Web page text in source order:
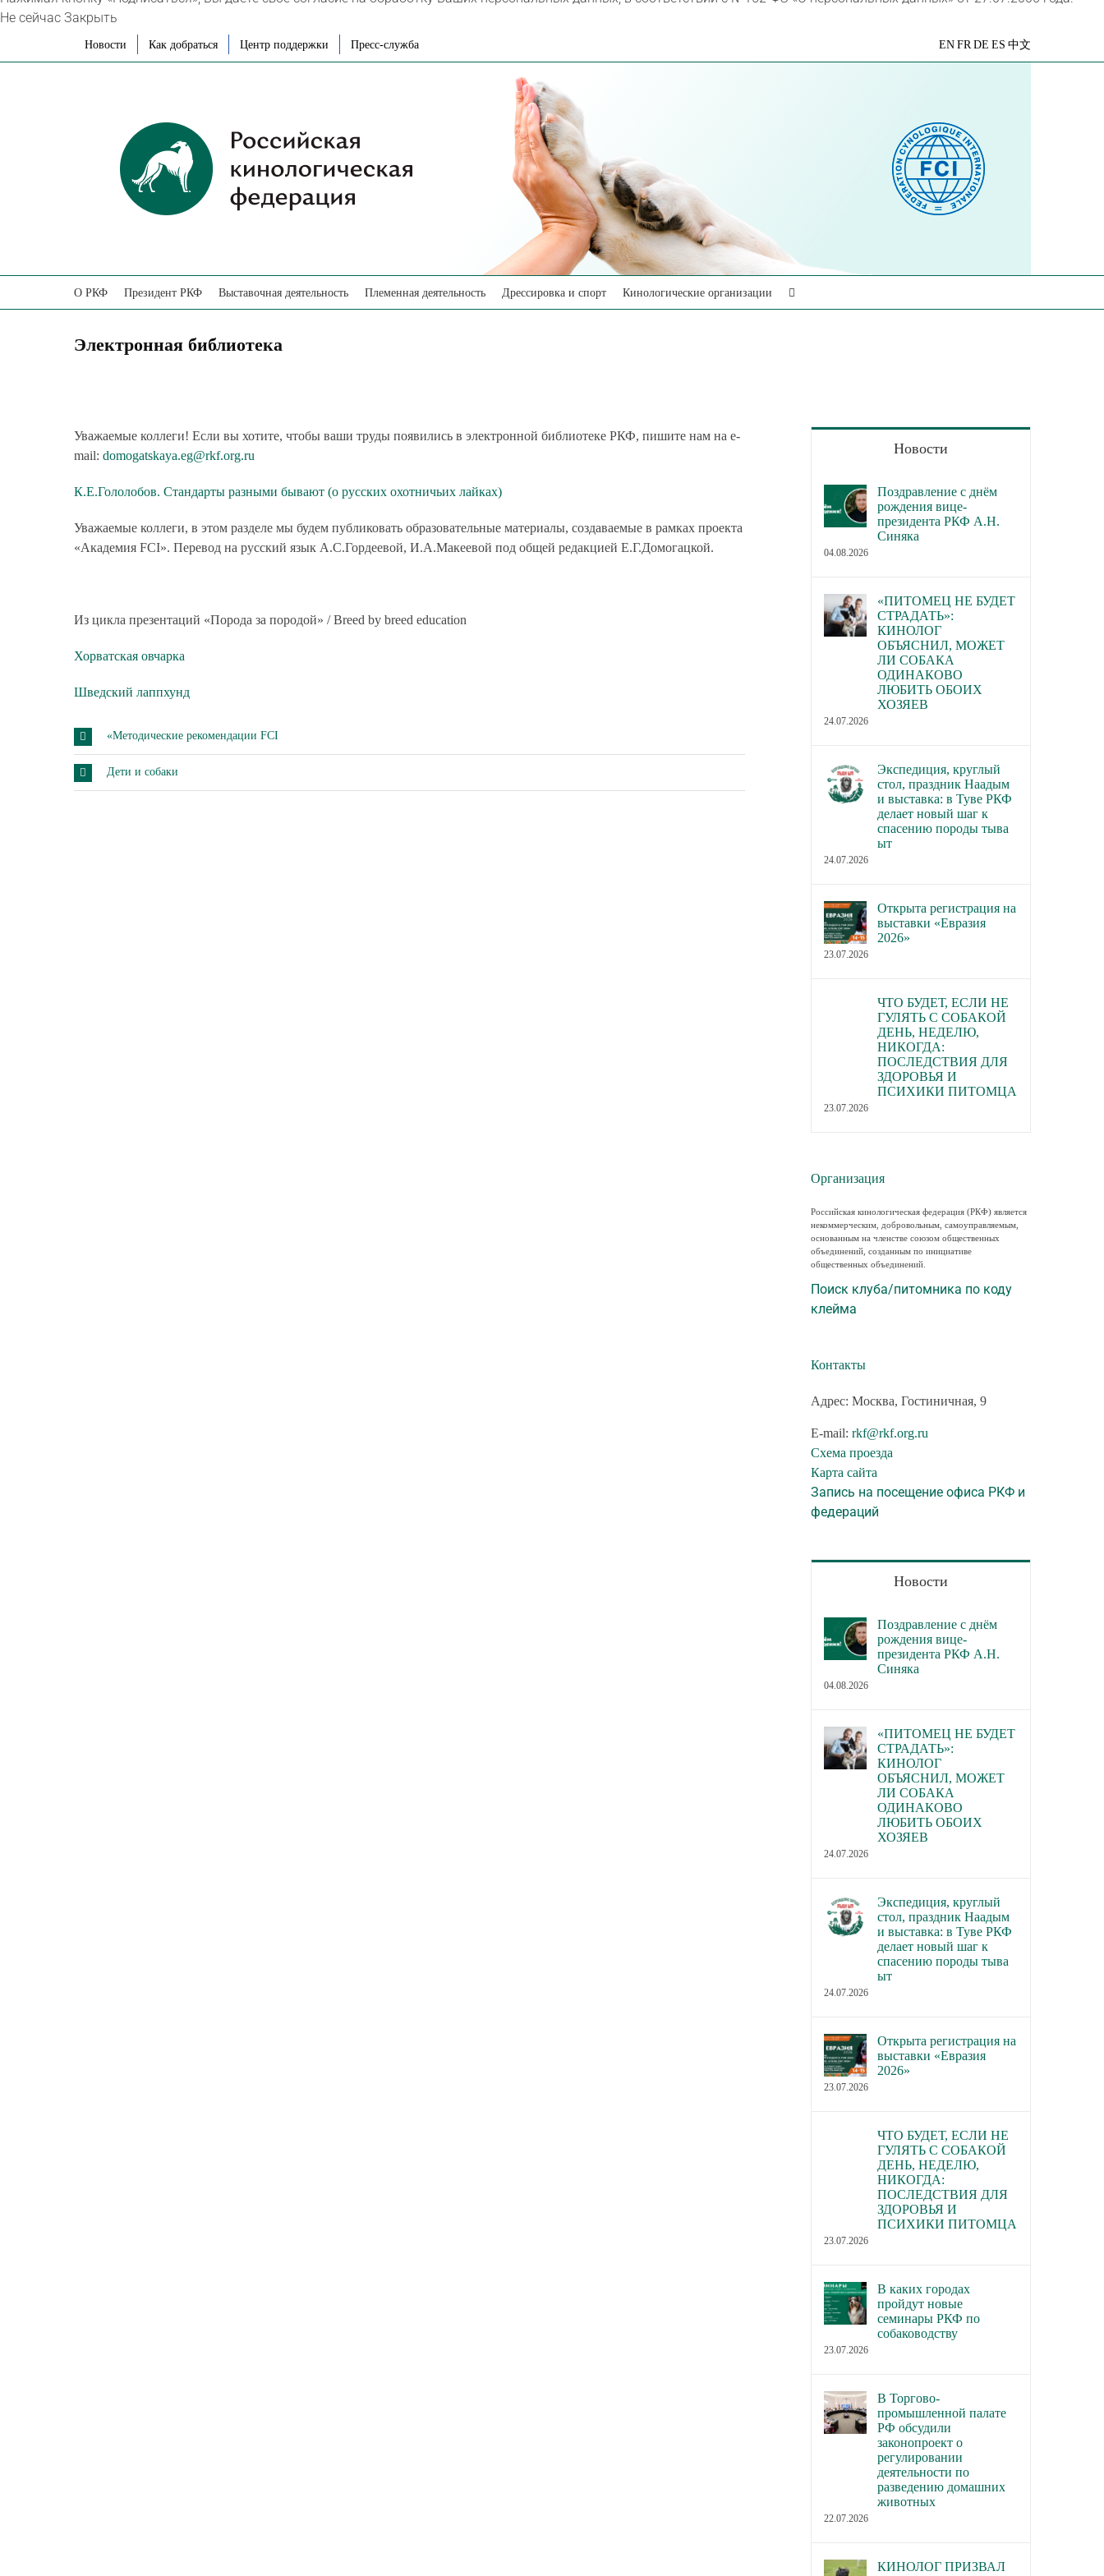
Не сейчас Закрыть
Новости Как добраться Центр поддержки Пресс-служба
Яндекс
EN FR DE ES 中文
О РКФ Президент РКФ Выставочная деятельность Племенная деятельность Дрессировка и спорт Кинологические организации
Электронная библиотека
Уважаемые коллеги! Если вы хотите, чтобы ваши труды появились в электронной библиотеке РКФ, пишите нам на e-
mail: domogatskaya.eg@rkf.org.ru
К.Е.Гололобов. Стандарты разными бывают (о русских охотничьих лайках)
Уважаемые коллеги, в этом разделе мы будем публиковать образовательные материалы, создаваемые в рамках проекта
«Академия FCI». Перевод на русский язык А.С.Гордеевой, И.А.Макеевой под общей редакцией Е.Г.Домогацкой.
Из цикла презентаций «Порода за породой» / Breed by breed education
Хорватская овчарка
Шведский лаппхунд
«Методические рекомендации FCI
Дети и собаки
Новости
Поздравление с днём
рождения вице-
президента РКФ А.Н.
Синяка
04.08.2026
«ПИТОМЕЦ НЕ БУДЕТ
СТРАДАТЬ»:
КИНОЛОГ
ОБЪЯСНИЛ, МОЖЕТ
ЛИ СОБАКА
ОДИНАКОВО
ЛЮБИТЬ ОБОИХ
ХОЗЯЕВ
24.07.2026
Экспедиция, круглый
стол, праздник Наадым
и выставка: в Туве РКФ
делает новый шаг к
спасению породы тыва
ыт
24.07.2026
Открыта регистрация на
выставки «Евразия
2026»
23.07.2026
ЧТО БУДЕТ, ЕСЛИ НЕ
ГУЛЯТЬ С СОБАКОЙ
ДЕНЬ, НЕДЕЛЮ,
НИКОГДА:
ПОСЛЕДСТВИЯ ДЛЯ
ЗДОРОВЬЯ И
ПСИХИКИ ПИТОМЦА
23.07.2026
Организация
Российская кинологическая федерация (РКФ) является
некоммерческим, добровольным, самоуправляемым,
основанным на членстве союзом общественных
объединений, созданным по инициативе
общественных объединений.
Поиск клуба/питомника по коду
клейма
Контакты
Адрес: Москва, Гостиничная, 9
E-mail: rkf@rkf.org.ru
Схема проезда
Карта сайта
Запись на посещение офиса РКФ и
федераций
Новости
Поздравление с днём
рождения вице-
президента РКФ А.Н.
Синяка
04.08.2026
«ПИТОМЕЦ НЕ БУДЕТ
СТРАДАТЬ»:
КИНОЛОГ
ОБЪЯСНИЛ, МОЖЕТ
ЛИ СОБАКА
ОДИНАКОВО
ЛЮБИТЬ ОБОИХ
ХОЗЯЕВ
24.07.2026
Экспедиция, круглый
стол, праздник Наадым
и выставка: в Туве РКФ
делает новый шаг к
спасению породы тыва
ыт
24.07.2026
Открыта регистрация на
выставки «Евразия
2026»
23.07.2026
ЧТО БУДЕТ, ЕСЛИ НЕ
ГУЛЯТЬ С СОБАКОЙ
ДЕНЬ, НЕДЕЛЮ,
НИКОГДА:
ПОСЛЕДСТВИЯ ДЛЯ
ЗДОРОВЬЯ И
ПСИХИКИ ПИТОМЦА
23.07.2026
В каких городах
пройдут новые
семинары РКФ по
собаководству
23.07.2026
В Торгово-
промышленной палате
РФ обсудили
законопроект о
регулировании
деятельности по
разведению домашних
животных
22.07.2026
КИНОЛОГ ПРИЗВАЛ